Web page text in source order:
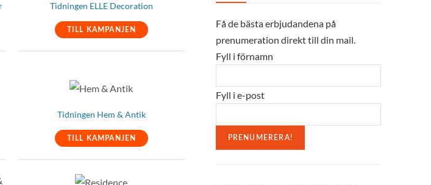
Tidningen ELLE Decoration
TILL KAMPANJEN
Tidningen Hem & Antik
TILL KAMPANJEN
Få de bästa erbjudandena på
prenumeration direkt till din mail.
Fyll i förnamn
Fyll i e-post